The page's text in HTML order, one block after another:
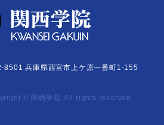
8501 兵庫県西宮市上ケ原一番町1-155
© 関西学院 All rights reserved.